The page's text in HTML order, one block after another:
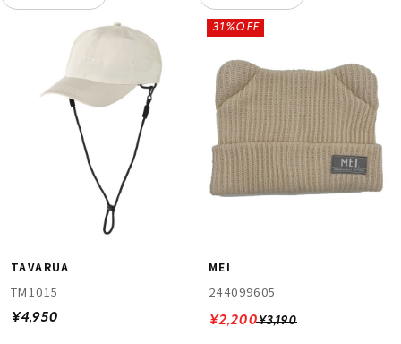
TAVARUA
TM1015
¥4,950
MEI
244099605
¥3,190
31%OFF
¥2,200